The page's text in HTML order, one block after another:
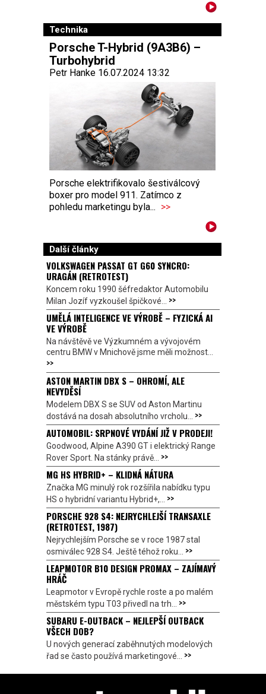
Technika
Porsche T-Hybrid (9A3B6) –
Turbohybrid
Petr Hanke 16.07.2024 13:32
Porsche elektrifikovalo šestiválcový
boxer pro model 911. Zatímco z
pohledu marketingu byla... >>
Další články
VOLKSWAGEN PASSAT GT G60 SYNCRO:
URAGÁN (RETROTEST)
Koncem roku 1990 šéfredaktor Automobilu
Milan Jozíf vyzkoušel špičkové... >>
UMĚLÁ INTELIGENCE VE VÝROBĚ – FYZICKÁ AI
VE VÝROBĚ
Na návštěvě ve Výzkumném a vývojovém
centru BMW v Mnichově jsme měli možnost...
>>
ASTON MARTIN DBX S – OHROMÍ, ALE
NEVYDĚSÍ
Modelem DBX S se SUV od Aston Martinu
dostává na dosah absolutního vrcholu... >>
AUTOMOBIL: SRPNOVÉ VYDÁNÍ JIŽ V PRODEJI!
Goodwood, Alpine A390 GT i elektrický Range
Rover Sport. Na stánky právě... >>
MG HS HYBRID+ – KLIDNÁ NÁTURA
Značka MG minulý rok rozšířila nabídku typu
HS o hybridní variantu Hybrid+,... >>
PORSCHE 928 S4: NEJRYCHLEJŠÍ TRANSAXLE
(RETROTEST, 1987)
Nejrychlejším Porsche se v roce 1987 stal
osmiválec 928 S4. Ještě téhož roku... >>
LEAPMOTOR B10 DESIGN PROMAX – ZAJÍMAVÝ
HRÁČ
Leapmotor v Evropě rychle roste a po malém
městském typu T03 přivedl na trh... >>
SUBARU E-OUTBACK – NEJLEPŠÍ OUTBACK
VŠECH DOB?
U nových generací zaběhnutých modelových
řad se často používá marketingové... >>